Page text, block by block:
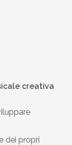
creativa
dei propri